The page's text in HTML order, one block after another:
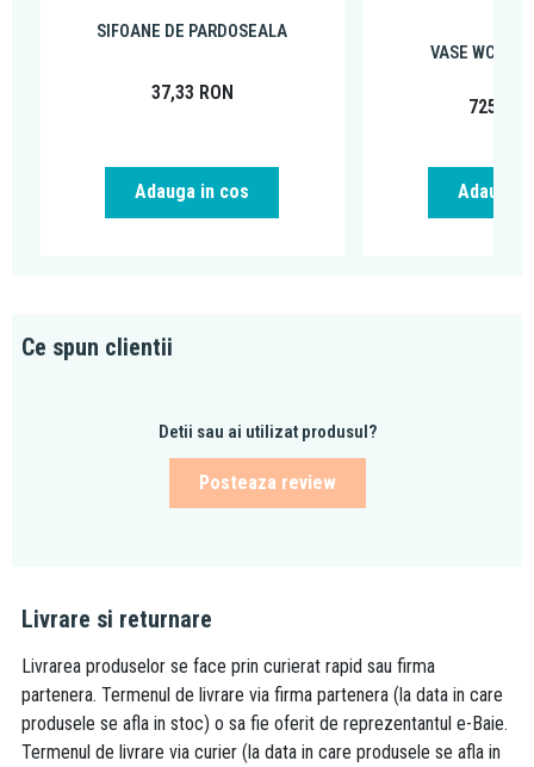
SIFOANE DE PARDOSEALA
37,33 RON
Adauga in cos
VASE WC
725,00
Adauga
Ce spun clientii
Detii sau ai utilizat produsul?
Posteaza review
Livrare si returnare
Livrarea produselor se face prin curierat rapid sau firma
partenera. Termenul de livrare via firma partenera (la data in care
produsele se afla in stoc) o sa fie oferit de reprezentantul e-Baie.
Termenul de livrare via curier (la data in care produsele se afla in